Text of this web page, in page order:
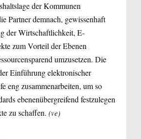
der Kommunen
Partner demnach, gewissenhaft
der Wirtschaftlichkeit, E-
zum Vorteil der Ebenen
umzusetzen. Die
Einführung elektronischer
eng zusammenarbeiten, um so
ebenenübergreifend festzulegen
zu schaffen. (ve)